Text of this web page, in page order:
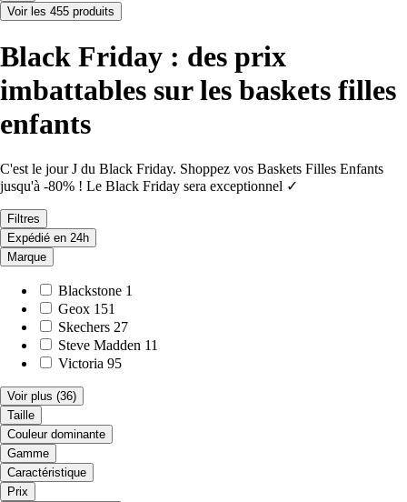
Voir les 455 produits
Black Friday : des prix
imbattables sur les baskets filles
enfants
C'est le jour J du Black Friday. Shoppez vos Baskets Filles Enfants
jusqu'à -80% ! Le Black Friday sera exceptionnel ✓
Filtres
Expédié en 24h
Marque
Blackstone 1
Geox 151
Skechers 27
Steve Madden 11
Victoria 95
Voir plus (36)
Taille
Couleur dominante
Gamme
Caractéristique
Prix